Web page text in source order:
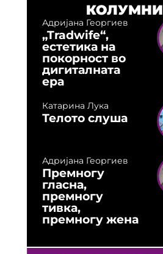
КОЛУМНИ
Адријана Георгиев
„Tradwife“,
естетика на
покорност во
дигиталната
ера
Катарина Лука
Телото слуша
Адријана Георгиев
Премногу
гласна,
премногу
тивка,
премногу жена